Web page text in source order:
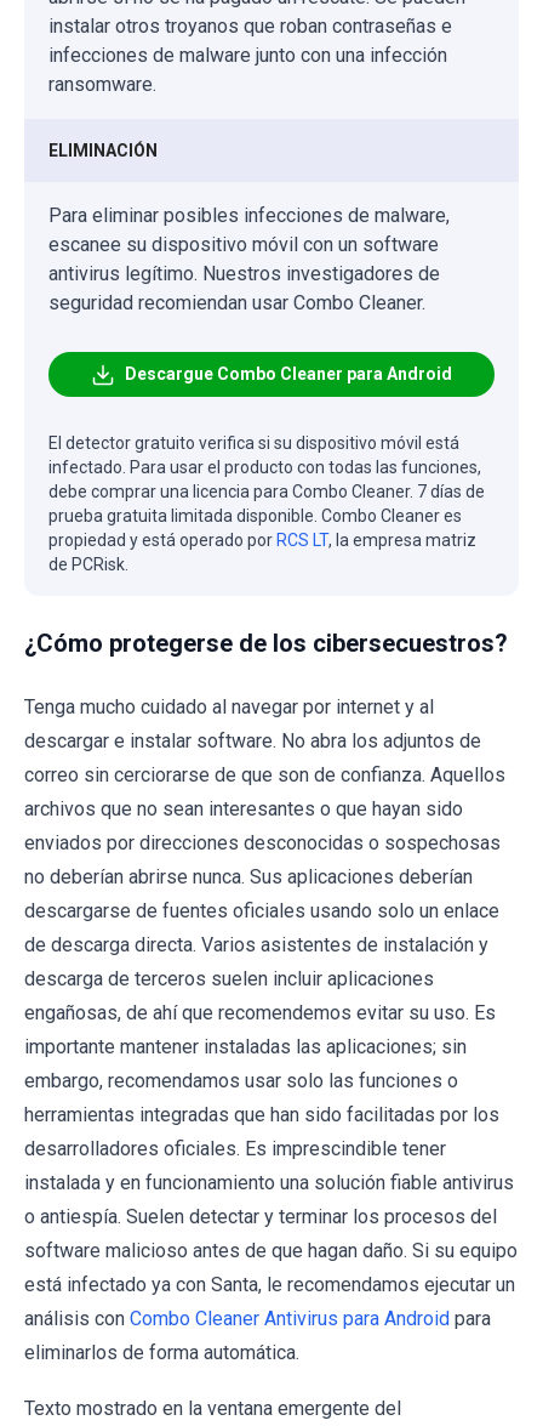
instalar otros troyanos que roban contraseñas e
infecciones de malware junto con una infección
ransomware.
ELIMINACIÓN
Para eliminar posibles infecciones de malware,
escanee su dispositivo móvil con un software
antivirus legítimo. Nuestros investigadores de
seguridad recomiendan usar Combo Cleaner.
Descargue Combo Cleaner para Android
El detector gratuito verifica si su dispositivo móvil está
infectado. Para usar el producto con todas las funciones,
debe comprar una licencia para Combo Cleaner. 7 días de
prueba gratuita limitada disponible. Combo Cleaner es
propiedad y está operado por RCS LT, la empresa matriz
de PCRisk.
¿Cómo protegerse de los cibersecuestros?
Tenga mucho cuidado al navegar por internet y al
descargar e instalar software. No abra los adjuntos de
correo sin cerciorarse de que son de confianza. Aquellos
archivos que no sean interesantes o que hayan sido
enviados por direcciones desconocidas o sospechosas
no deberían abrirse nunca. Sus aplicaciones deberían
descargarse de fuentes oficiales usando solo un enlace
de descarga directa. Varios asistentes de instalación y
descarga de terceros suelen incluir aplicaciones
engañosas, de ahí que recomendemos evitar su uso. Es
importante mantener instaladas las aplicaciones; sin
embargo, recomendamos usar solo las funciones o
herramientas integradas que han sido facilitadas por los
desarrolladores oficiales. Es imprescindible tener
instalada y en funcionamiento una solución fiable antivirus
o antiespía. Suelen detectar y terminar los procesos del
software malicioso antes de que hagan daño. Si su equipo
está infectado ya con Santa, le recomendamos ejecutar un
análisis con Combo Cleaner Antivirus para Android para
eliminarlos de forma automática.
Texto mostrado en la ventana emergente del